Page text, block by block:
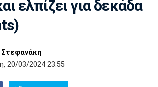
2
Αγώνες
ΑΕΚ ΠΑΟΚ
Ατρόμητος
ελπίζει για δεκάδα
Στεφανάκη
20/03/2024 23:55